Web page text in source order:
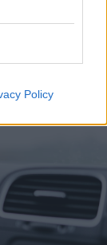
Policy